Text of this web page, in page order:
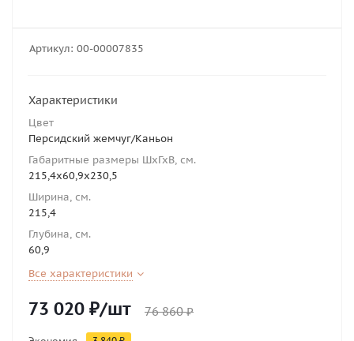
Артикул: 00-00007835
Характеристики
Цвет
Персидский жемчуг/Каньон
Габаритные размеры ШхГхВ, см.
215,4х60,9х230,5
Ширина, см.
215,4
Глубина, см.
60,9
Все характеристики
73 020 ₽/шт 76 860₽